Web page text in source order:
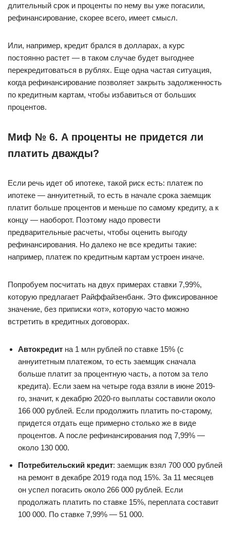
длительный срок и проценты по нему вы уже погасили,
рефинансирование, скорее всего, имеет смысл.
Или, например, кредит брался в долларах, а курс
постоянно растет — в таком случае будет выгоднее
перекредитоваться в рублях. Еще одна частая ситуация,
когда рефинансирование позволяет закрыть задолженность
по кредитным картам, чтобы избавиться от больших
процентов.
Миф № 6. А проценты не придется ли
платить дважды?
Если речь идет об ипотеке, такой риск есть: платеж по
ипотеке — аннуитетный, то есть в начале срока заемщик
платит больше процентов и меньше по самому кредиту, а к
концу — наоборот. Поэтому надо провести
предварительные расчеты, чтобы оценить выгоду
рефинансирования. Но далеко не все кредиты такие:
например, платеж по кредитным картам устроен иначе.
Попробуем посчитать на двух примерах ставки 7,99%,
которую предлагает Райффайзенбанк. Это фиксированное
значение, без приписки «от», которую часто можно
встретить в кредитных договорах.
Автокредит на 1 млн рублей по ставке 15% (с
аннуитетным платежом, то есть заемщик сначала
больше платит за процентную часть, а потом за тело
кредита). Если заем на четыре года взяли в июне 2019-
го, значит, к декабрю 2020-го выплаты составили около
166 000 рублей. Если продолжить платить по-старому,
придется отдать еще примерно столько же в виде
процентов. А после рефинансирования под 7,99% —
около 130 000.
Потребительский кредит: заемщик взял 700 000 рублей
на ремонт в декабре 2019 года под 15%. За 11 месяцев
он успел погасить около 266 000 рублей. Если
продолжать платить по ставке 15%, переплата составит
100 000. По ставке 7,99% — 51 000.